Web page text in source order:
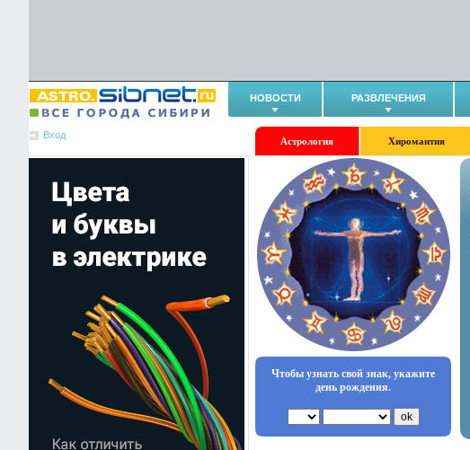
НОВОСТИ РАЗВЛЕЧЕНИЯ
Вход
Астрология Хиромантия
Чтобы узнать свой знак, укажите
день рождения.